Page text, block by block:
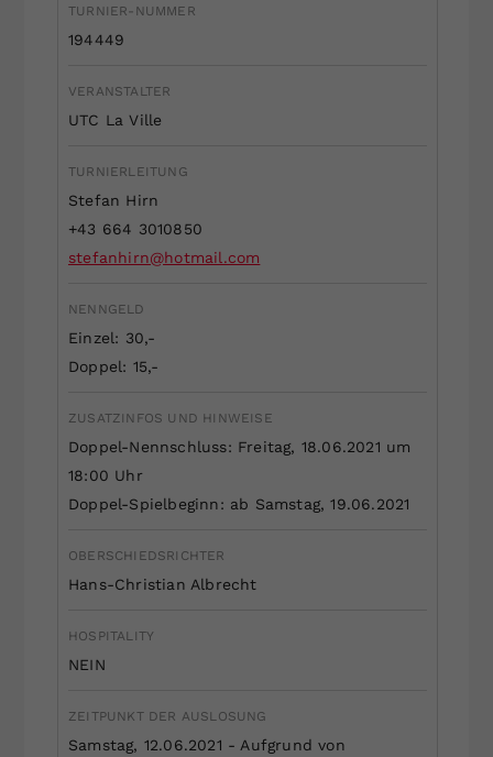
TURNIER-NUMMER
194449
VERANSTALTER
UTC La Ville
TURNIERLEITUNG
Stefan Hirn
+43 664 3010850
stefanhirn@hotmail.com
NENNGELD
Einzel: 30,-
Doppel: 15,-
ZUSATZINFOS UND HINWEISE
Doppel-Nennschluss: Freitag, 18.06.2021 um
18:00 Uhr
Doppel-Spielbeginn: ab Samstag, 19.06.2021
OBERSCHIEDSRICHTER
Hans-Christian Albrecht
HOSPITALITY
NEIN
ZEITPUNKT DER AUSLOSUNG
Samstag, 12.06.2021 - Aufgrund von
Zweck
historische Speicherung Ihrer
vorgenommen Einstellungen, falls der
hat.